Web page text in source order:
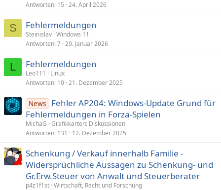
Antworten 15 24. April 2026
S Fehlermeldungen
Steinislav Windows 11
Antworten 7 29. Januar 2026
L Fehlermeldungen
Leo111
Linux
Antworten 10 21. Dezember 2025
News
Fehler AP204: Windows-Update Grund für
Fehlermeldungen in Forza-Spielen
MichaG Grafikkarten: Diskussionen
Antworten 131 12. Dezember 2025
Schenkung / Verkauf innerhalb Familie -
Widersprüchliche Aussagen zu Schenkung- und
Gr.Erw.Steuer von Anwalt und Steuerberater
p4z1f1st Wirtschaft, Recht und Forschung